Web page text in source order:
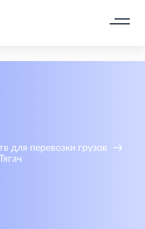
для перевозки грузов